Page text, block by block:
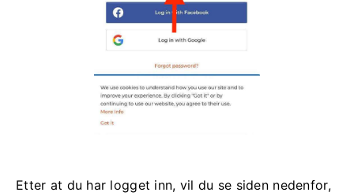
Etter at du har logget inn, vil du se siden nedenfor,